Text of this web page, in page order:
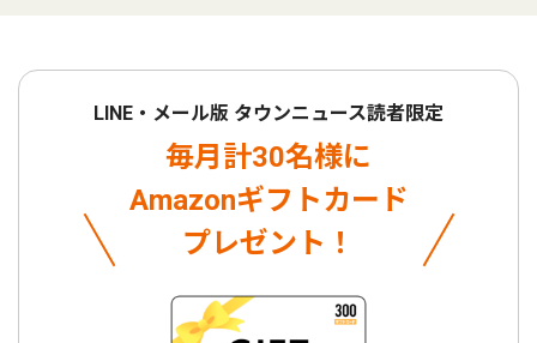
LINE・メール版 タウンニュース読者限定
毎月計30名様に
Amazonギフトカード
プレゼント！